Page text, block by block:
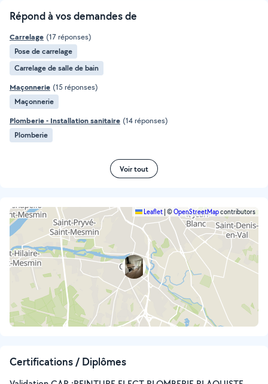
Répond à vos demandes de
Carrelage (17 réponses)
Pose de carrelage
Carrelage de salle de bain
Maçonnerie (15 réponses)
Maçonnerie
Plomberie - Installation sanitaire (14 réponses)
Plomberie
Voir tout
Leaflet ©OpenStreetMapcontributors
Certifications / Diplômes